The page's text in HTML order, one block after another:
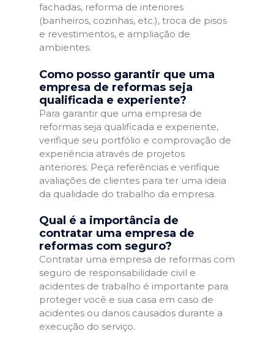
fachadas, reforma de interiores
(banheiros, cozinhas, etc.), troca de pisos
e revestimentos, e ampliação de
ambientes.
Como posso garantir que uma
empresa de reformas seja
qualificada e experiente?
Para garantir que uma empresa de
reformas seja qualificada e experiente,
verifique seu portfólio e comprovação de
experiência através de projetos
anteriores. Peça referências e verifique
avaliações de clientes para ter uma ideia
da qualidade do trabalho da empresa.
Qual é a importância de
contratar uma empresa de
reformas com seguro?
Contratar uma empresa de reformas com
seguro de responsabilidade civil e
acidentes de trabalho é importante para
proteger você e sua casa em caso de
acidentes ou danos causados durante a
execução do serviço.